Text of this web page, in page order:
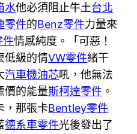
水他必須阻止牛土台北
零件的Benz零件力量來
件情感純度。「可惡！
低級的情VW零件緒干
汽車機油芯吼，他無法
價的能量斯柯達零件 。
，那張卡Bentley零件
德系車零件光後發出了